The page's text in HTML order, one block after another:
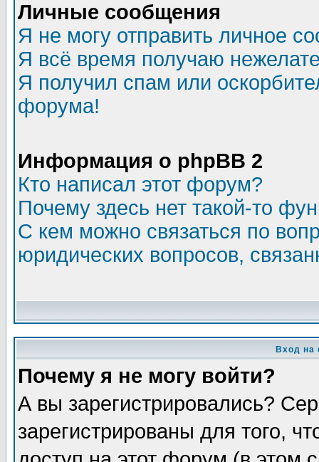
Личные сообщения
Я не могу отправить личное
Я всё время получаю
Я получил спам или
форума!
Информация о phpBB 2
Кто написал этот форум?
Почему здесь нет такой-то
С кем можно связаться по
юридических вопросов,
Вход на
Почему я не могу войти?
А вы зарегистрировались?
зарегистрированы для того,